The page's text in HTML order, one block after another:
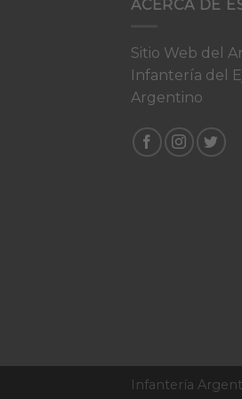
ACERCA DE
Sitio Web del
Infantería del
Argentino
Infantería